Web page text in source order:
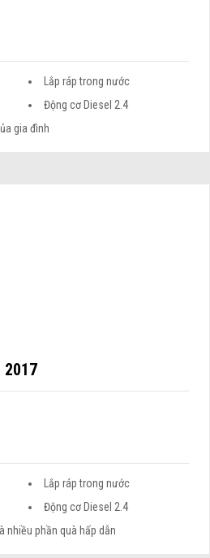
Lắp ráp trong nước
Động cơ Diesel 2.4
gia đình
2017
Lắp ráp trong nước
Động cơ Diesel 2.4
nhiều phần quà hấp dẫn